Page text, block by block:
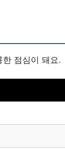
점심이 돼요.